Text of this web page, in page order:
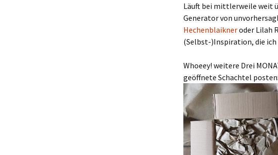
Läuft bei mittlerweile weit
Generator von
Hechenblaikneroder Lilah
(Selbst-)Inspiration, die ich
Whoeey! weitere Drei
geöffnete Schachtel posten: